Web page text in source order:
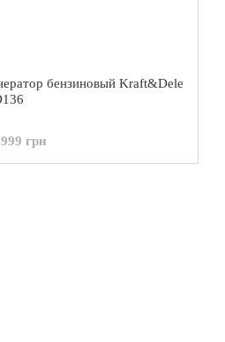
бензиновый Kraft&Dele
грн